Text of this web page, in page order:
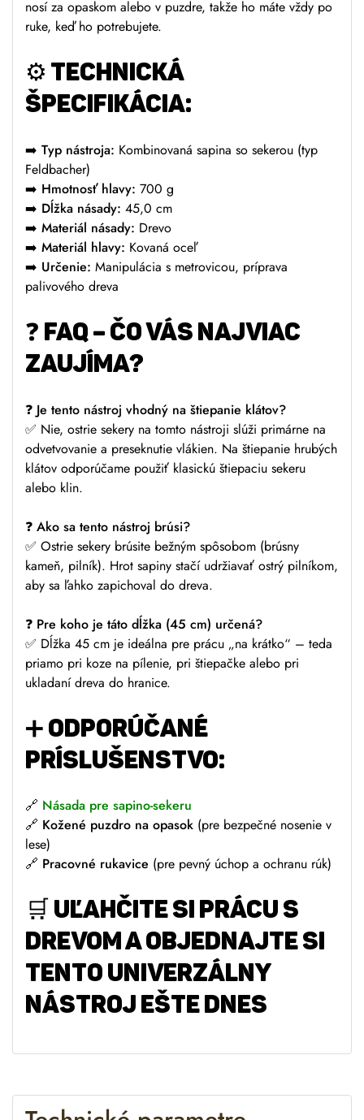
nosí za opaskom alebo v puzdre, takže ho máte vždy po
ruke, keď ho potrebujete.
⚙️ TECHNICKÁ
ŠPECIFIKÁCIA:
➡️ Typ nástroja: Kombinovaná sapina so sekerou (typ
Feldbacher)
➡️ Hmotnosť hlavy: 700 g
➡️ Dĺžka násady: 45,0 cm
➡️ Materiál násady: Drevo
➡️ Materiál hlavy: Kovaná oceľ
➡️ Určenie: Manipulácia s metrovicou, príprava
palivového dreva
❓ FAQ – ČO VÁS NAJVIAC
ZAUJÍMA?
❓ Je tento nástroj vhodný na štiepanie klátov?
✅ Nie, ostrie sekery na tomto nástroji slúži primárne na
odvetvovanie a preseknutie vlákien. Na štiepanie hrubých
klátov odporúčame použiť klasickú štiepaciu sekeru
alebo klin.
❓ Ako sa tento nástroj brúsi?
✅ Ostrie sekery brúsite bežným spôsobom (brúsny
kameň, pilník). Hrot sapiny stačí udržiavať ostrý pilníkom,
aby sa ľahko zapichoval do dreva.
❓ Pre koho je táto dĺžka (45 cm) určená?
✅ Dĺžka 45 cm je ideálna pre prácu „na krátko“ – teda
priamo pri koze na pílenie, pri štiepačke alebo pri
ukladaní dreva do hranice.
➕ODPORÚČANÉ
PRÍSLUŠENSTVO:
🔗 Násada pre sapino-sekeru
🔗 Kožené puzdro na opasok (pre bezpečné nosenie v
lese)
🔗 Pracovné rukavice (pre pevný úchop a ochranu rúk)
🛒 UĽAHČITE SI PRÁCU S
DREVOM A OBJEDNAJTE SI
TENTO UNIVERZÁLNY
NÁSTROJ EŠTE DNES